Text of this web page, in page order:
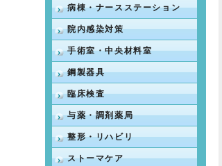
病棟・ナースステーション
院内感染対策
手術室・中央材料室
鋼製器具
臨床検査
与薬・調剤薬局
整形・リハビリ
ストーマケア